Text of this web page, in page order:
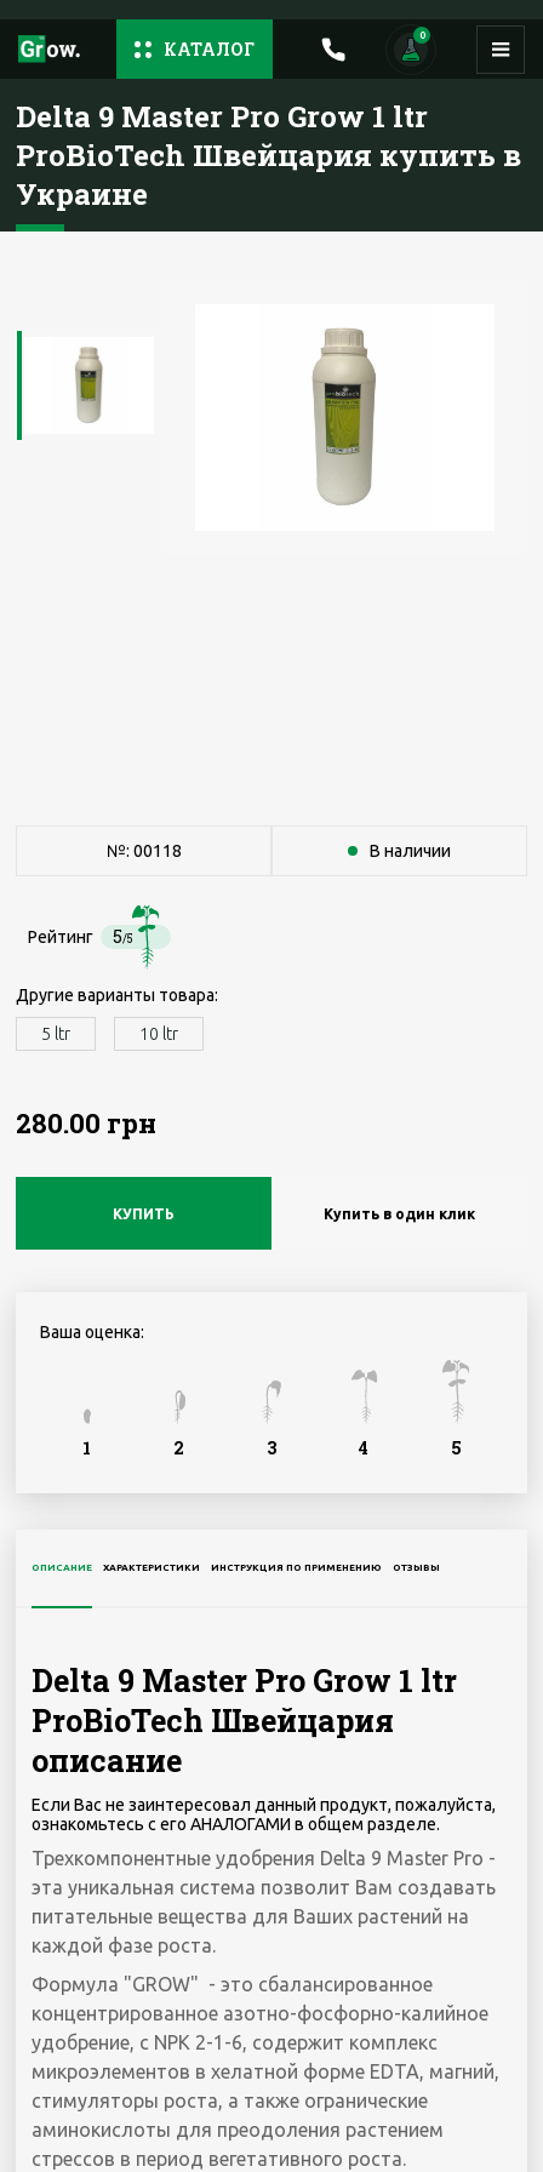
КАТАЛОГ
0
Delta 9 Master Pro Grow 1 ltr
ProBioTech Швейцария купить в
Украине
№: 00118 В наличии
Рейтинг 5/5
Другие варианты товара:
5 ltr
10 ltr
280.00 грн
КУПИТЬ Купить в один клик
Ваша оценка:
5
4
3
2
1
ОПИСАНИЕ ХАРАКТЕРИСТИКИ ИНСТРУКЦИЯ ПО ПРИМЕНЕНИЮ ОТЗЫВЫ
Delta 9 Master Pro Grow 1 ltr
ProBioTech Швейцария
описание
Если Вас не заинтересовал данный продукт, пожалуйста,
ознакомьтесь с его АНАЛОГАМИ в общем разделе.
Трехкомпонентные удобрения Delta 9 Master Pro -
эта уникальная система позволит Вам создавать
питательные вещества для Ваших растений на
каждой фазе роста.
Формула "GROW" - это сбалансированное
концентрированное азотно-фосфорно-калийное
удобрение, с NPK 2-1-6, содержит комплекс
микроэлементов в хелатной форме EDTA, магний,
стимуляторы роста, а также огранические
аминокислоты для преодоления растением
стрессов в период вегетативного роста.